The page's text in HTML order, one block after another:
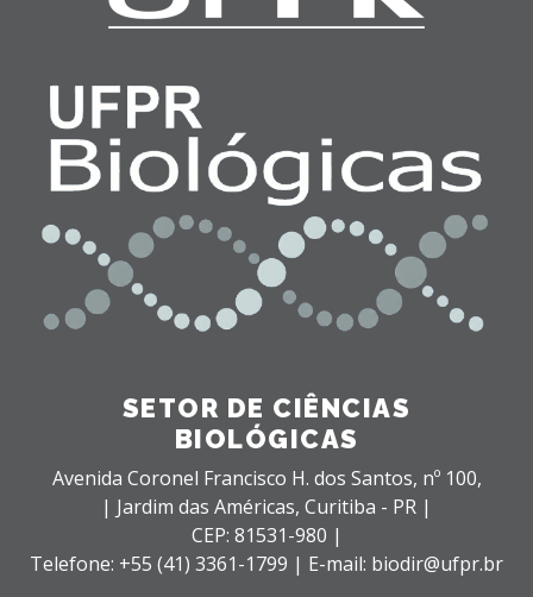
SETOR DE CIÊNCIAS
BIOLÓGICAS
Avenida Coronel Francisco H. dos Santos, nº 100,
| Jardim das Américas, Curitiba - PR |
CEP: 81531-980 |
Telefone: +55 (41) 3361-1799 | E-mail: biodir@ufpr.br